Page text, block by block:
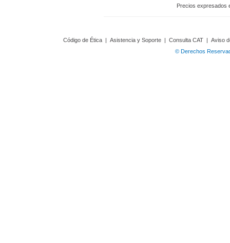
Precios expresados
Código de Ética | Asistencia y Soporte | Consulta CAT | Aviso
© Derechos